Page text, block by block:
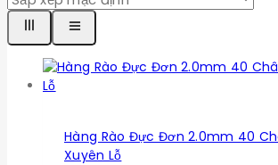
Hàng Rào Đực Đơn 2.0mm 40
Xuyên Lỗ